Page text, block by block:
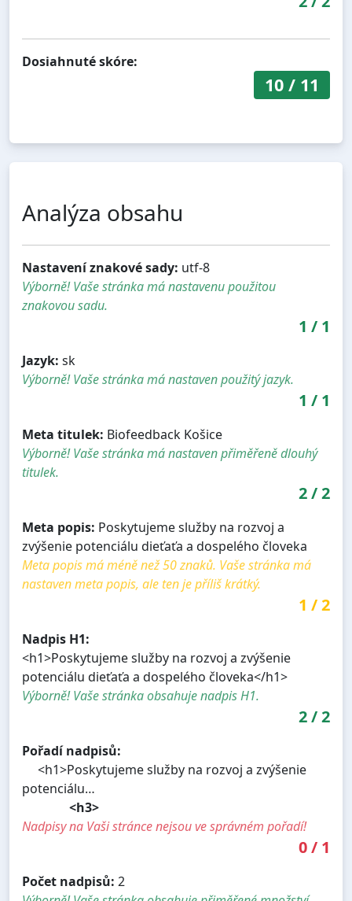
Dosiahnuté skóre:
10/ 11
Analýza obsahu
Nastavení znakové sady: utf-8
Výborně! Vaše stránka má nastavenu použitou
znakovou sadu.
1 / 1
Jazyk: sk
Výborně! Vaše stránka má nastaven použitý jazyk.
1 / 1
Meta titulek: Biofeedback Košice
Výborně! Vaše stránka má nastaven přiměřeně dlouhý
titulek.
2/2
Meta popis: Poskytujeme služby na rozvoj a
zvýšenie potenciálu dieťaťa a dospelého človeka
Meta popis má méně než 50 znaků. Vaše stránka má
nastaven meta popis, ale ten je příliš krátký.
1 /2
Nadpis H1:
<h1>Poskytujeme služby na rozvoj a zvýšenie
potenciálu dieťaťa a dospelého človeka</h1>
Výborně! Vaše stránka obsahuje nadpis H1.
2/2
Pořadí nadpisů:
<h1>Poskytujeme služby na rozvoj a zvýšenie
potenciálu…
<h3>
Nadpisy na Vaši stránce nejsou ve správném pořadí!
0/ 1
Počet nadpisů: 2